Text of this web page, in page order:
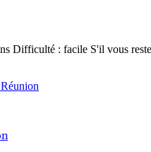
Difficulté : facile S'il vous